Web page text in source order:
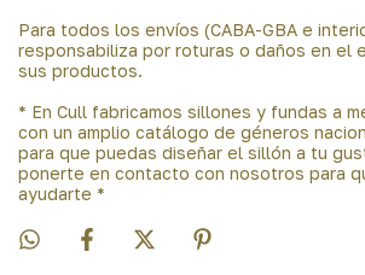
Para todos los envíos (CABA-GBA e
responsabiliza por roturas o daños en el
sus productos.
* En Cull fabricamos sillones y fundas a
con un amplio catálogo de géneros
para que puedas diseñar el sillón a tu
ponerte en contacto con nosotros para
ayudarte *